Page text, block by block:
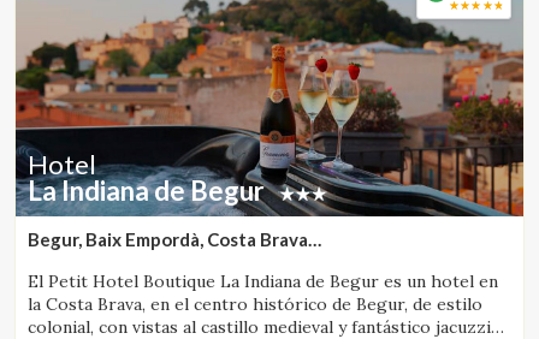
Hotel
La Indiana de Begur
Begur, Baix Empordà, Costa Brava
El Petit Hotel Boutique La Indiana de Begur es un hotel en
la Costa Brava, en el centro histórico de Begur, de estilo
colonial, con vistas al castillo medieval y fantástico jacuzzi